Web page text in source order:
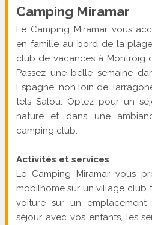
Camping Miramar
Le Camping Miramar vous
en famille au bord de la
club de vacances à Montroig
Passez une belle semaine
Espagne, non loin de
tels Salou. Optez pour un
nature et dans une
camping club.
Activités et services
Le Camping Miramar vous
mobilhome sur un village club
voiture sur un
séjour avec vos enfants, les